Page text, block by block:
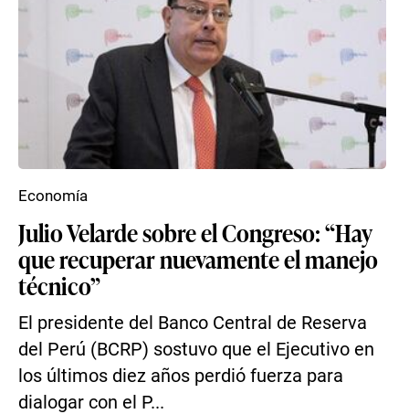
Julio Velarde sobre el Congreso: “Hay
que recuperar nuevamente el manejo
técnico”
El presidente del Banco Central de Reserva
del Perú (BCRP) sostuvo que el Ejecutivo en
los últimos diez años perdió fuerza para
dialogar con el P...
Economía